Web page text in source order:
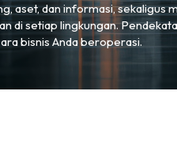
aset, dan informasi, sekaligus
di setiap lingkungan.
bisnis Anda beroperasi.